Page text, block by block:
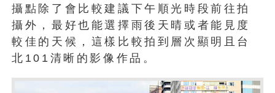
攝點除了會比較建議下午順光時段前往拍
攝外，最好也能選擇雨後天晴或者能見度
較佳的天候，這樣比較拍到層次顯明且台
北101清晰的影像作品。